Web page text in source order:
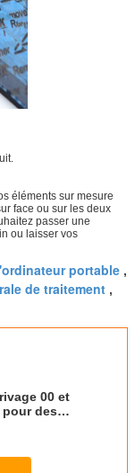
éléments sur mesure
face ou sur les deux
passer une
ou laisser vos
portable ,
de traitement ,
00 et
pour des